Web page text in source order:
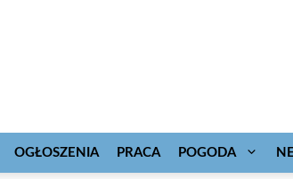
OGŁOSZENIA PRACA POGODA